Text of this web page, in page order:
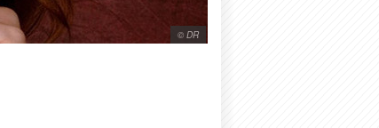
© DR